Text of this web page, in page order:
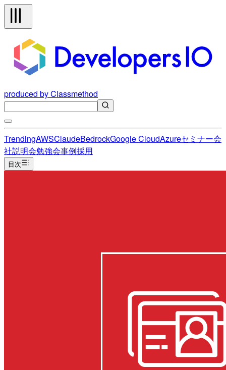
produced by Classmethod
TrendingAWSClaudeBedrockGoogle CloudAzureセミナー会
社説明会勉強会事例採用
目次